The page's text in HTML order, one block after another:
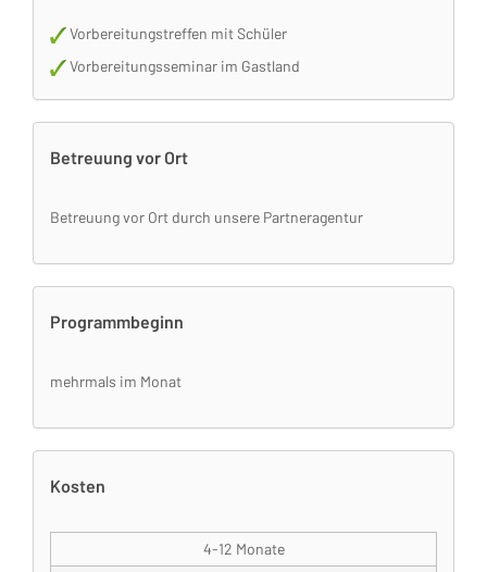
Vorbereitungstreffen mit Schüler
Vorbereitungsseminar im Gastland
Betreuung vor Ort
Betreuung vor Ort durch unsere Partneragentur
Programmbeginn
mehrmals im Monat
Kosten
4-12 Monate